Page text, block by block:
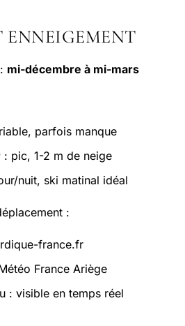
ENNEIGEMENT
: mi-décembre à mi-mars
parfois manque
: pic, 1-2 m de neige
nuit, ski matinal idéal
:
france.fr
France Ariège
: visible en temps réel